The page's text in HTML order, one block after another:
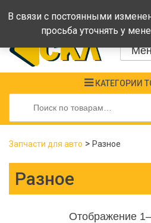
Время работы: Пн-Пт: 08:00-
КАТЕГОРИИ
Искать:
Запчасти для авто > Разное
Разное
Отображение
В связи с постоянными
просьба уточнять у